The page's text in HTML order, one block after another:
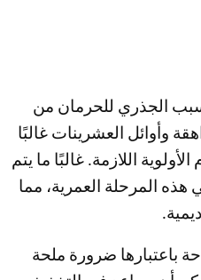
الجذري للحرمان من
وأوائل العشرينات غالبًا
اللازمة. غالبًا ما يتم
هذه المرحلة العمرية، مما
باعتبارها ضرورة ملحة